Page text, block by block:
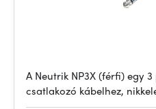
A Neutrik NP3X (férfi) egy
csatlakozó kábelhez,